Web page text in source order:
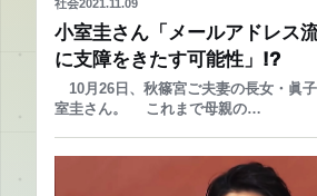
社会2021.11.09
小室圭さん「メールアドレス
に支障をきたす可能性」!?
10月26日、秋篠宮ご夫妻の長女・眞
室圭さん。 これまで母親の…